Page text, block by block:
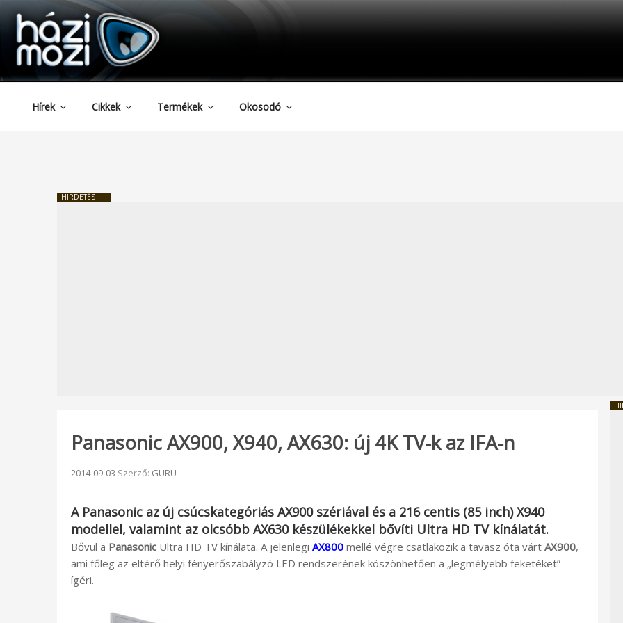
Tartalomhoz
HAZIMOZI
Hírek Cikkek Termékek Okosodó
HIRDETÉS
Panasonic AX900, X940, AX630: új 4K TV-k az IFA-n
Beküldve:
2014-09-03 Szerző: GURU
A Panasonic az új csúcskategóriás AX900szériával és a 216 centis (85 inch)X940
modellel, valamint az olcsóbb AX630készülékekkel bővíti Ultra HD TV kínálatát.
Bővül a Panasonic Ultra HD TV kínálata. A jelenlegi AX800 mellé végre csatlakozik a tavasz óta várt AX900,
ami főleg az eltérő helyi fényerőszabályzó LED rendszerének köszönhetően a „legmélyebb feketéket”
ígéri.